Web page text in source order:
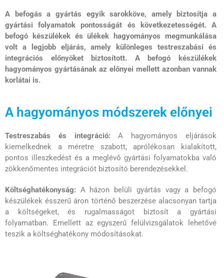
A befogás a gyártás egyik sarokköve, amely biztosítja a
gyártási folyamatok pontosságát és következetességét. A
befogó készülékek és ülékek hagyományos megmunkálása
volt a legjobb eljárás, amely különleges testreszabási és
integrációs előnyöket biztosított. A befogó készülékek
hagyományos gyártásának az előnyei mellett azonban vannak
korlátai is.
A hagyományos módszerek előnyei
Testreszabás és integráció: A hagyományos eljárások
kiemelkednek a méretre szabott, aprólékosan kialakított,
pontos illeszkedést és a meglévő gyártási folyamatokba való
zökkenőmentes integrációt biztosító berendezésekkel.
Költséghatékonyság: A házon belüli gyártás vagy a befogó
készülékek ésszerű áron történő beszerzése alacsonyan tartja
a költségeket, és rugalmasságot biztosít a gyártási
folyamatban. Emellett az egyszerű felülvizsgálatok lehetővé
teszik a költséghatékony módosításokat.